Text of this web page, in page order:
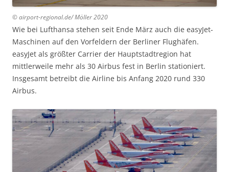
© airport-regional.de/ Möller 2020
Wie bei Lufthansa stehen seit Ende März auch die easyJet-
Maschinen auf den Vorfeldern der Berliner Flughäfen.
easyJet als größter Carrier der Hauptstadtregion hat
mittlerweile mehr als 30 Airbus fest in Berlin stationiert.
Insgesamt betreibt die Airline bis Anfang 2020 rund 330
Airbus.